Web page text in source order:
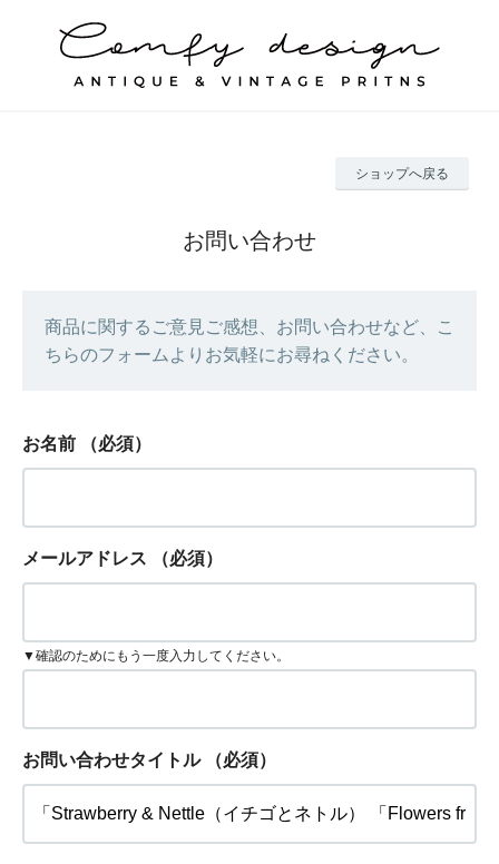
ショップへ戻る
お問い合わせ
商品に関するご意見ご感想、お問い合わせなど、こ
ちらのフォームよりお気軽にお尋ねください。
お名前 （必須）
メールアドレス （必須）
▼確認のためにもう一度入力してください。
お問い合わせタイトル （必須）